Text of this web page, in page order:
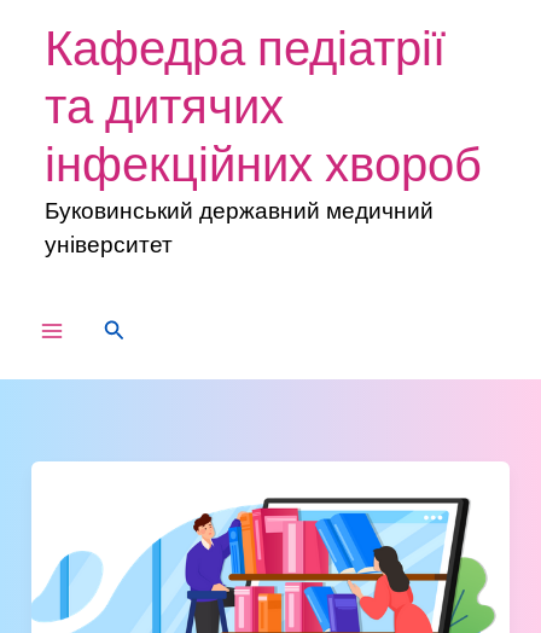
Кафедра педіатрії
та дитячих
інфекційних хвороб
Буковинський державний медичний
університет
Пошук
міждисциплінарна
наукова-
практична
конференція